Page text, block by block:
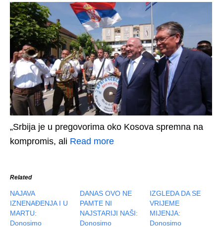
„Srbija je u pregovorima oko Kosova spremna na
kompromis, ali Read more
Related
NAJAVA
IZNENAĐENJA I U
MARTU:
Donosimo
DANAS OVO NE
PAMTE NI
NAJSTARIJI NAŠI:
Donosimo
IZGLEDA DA SE
VRIJEME
MIJENJA:
Donosimo